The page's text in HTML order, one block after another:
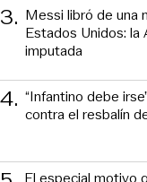
3. Messi libró de una
Estados Unidos: la
imputada
4. “Infantino debe
contra el resbalín